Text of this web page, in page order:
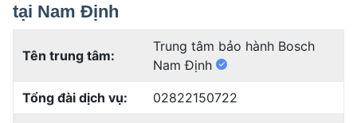
tại Nam Định
Tên trung tâm:
Trung tâm bảo hành Bosch
Nam Định
Tổng đài dịch vụ: 02822150722